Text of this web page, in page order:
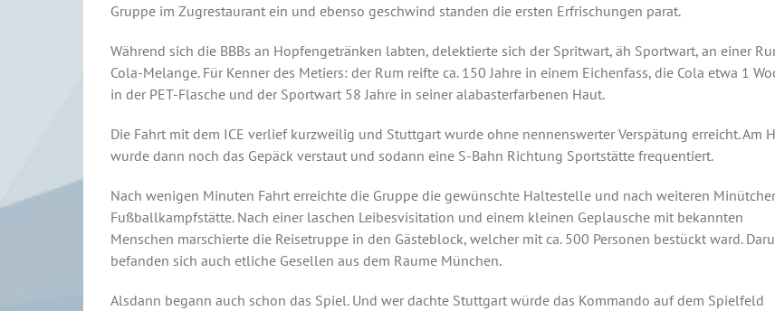
Gruppe im Zugrestaurant ein und ebenso geschwind standen die ersten Erfrischungen parat.
Während sich die BBBs an Hopfengetränken labten, delektierte sich der Spritwart, äh Sportwart, an einer
Cola-Melange. Für Kenner des Metiers: der Rum reifte ca. 150 Jahre in einem Eichenfass, die Cola etwa 1
in der PET-Flasche und der Sportwart 58 Jahre in seiner alabasterfarbenen Haut.
Die Fahrt mit dem ICE verlief kurzweilig und Stuttgart wurde ohne nennenswerter Verspätung erreicht. Am
wurde dann noch das Gepäck verstaut und sodann eine S-Bahn Richtung Sportstätte frequentiert.
Nach wenigen Minuten Fahrt erreichte die Gruppe die gewünschte Haltestelle und nach weiteren
Fußballkampfstätte. Nach einer laschen Leibesvisitation und einem kleinen Geplausche mit bekannten
Menschen marschierte die Reisetruppe in den Gästeblock, welcher mit ca. 500 Personen bestückt ward.
befanden sich auch etliche Gesellen aus dem Raume München.
Alsdann begann auch schon das Spiel. Und wer dachte Stuttgart würde das Kommando auf dem Spielfeld